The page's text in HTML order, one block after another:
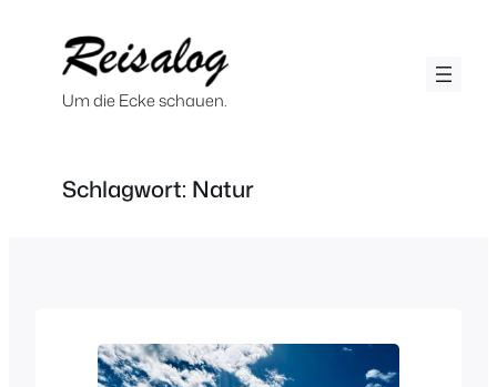
springenUm die Ecke schauen.
Schlagwort: Natur